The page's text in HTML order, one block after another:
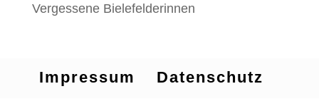
Vergessene Bielefelderinnen
Impressum Datenschutz